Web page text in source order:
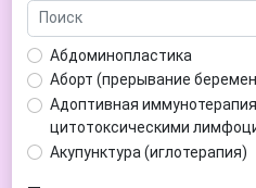
Аденома простаты
Аденома щитовидной
Аденомиоз
Адентия
Азооспермия
Акне (угри)
Алкоголизм
Абдоминопластика
Аборт (прерывание
Адоптивная
цитотоксическими
Акупунктура (иглотерапия)